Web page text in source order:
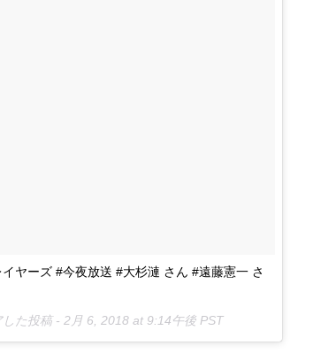
ヤーズ #今夜放送 #大杉漣 さん #遠藤憲一 さ
た投稿 - 2月 6, 2018 at 9:14午後 PST